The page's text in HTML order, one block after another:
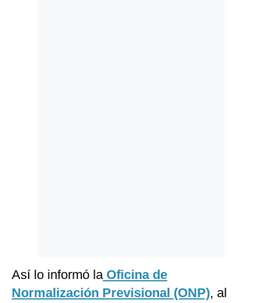
Así lo informó laOficina de
Normalización Previsional (ONP), al